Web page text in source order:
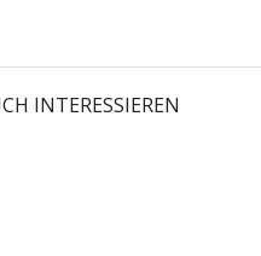
INTERESSIEREN